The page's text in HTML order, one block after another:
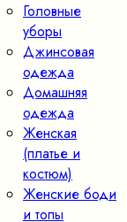
Головные
уборы
Джинсовая
одежда
Домашняя
одежда
Женская
(платье и
костюм)
Женские боди
и топы